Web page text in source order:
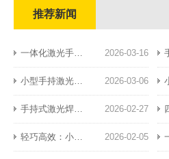
推荐新闻
2026-03-16
一体化激光手持焊：焊接技术的革新突破 手
2026-03-06
小型手持激光焊接机：精密焊接新标杆 小
2026-02-27
手持式激光焊接机的典型应用场景
2026-02-05
轻巧高效：小型风冷手持激光焊接设备革新钣金加工业 一